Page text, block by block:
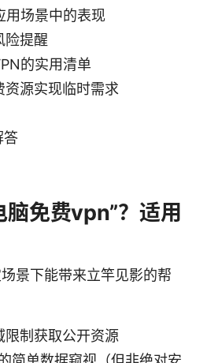
用场景中的表现
险提醒
的实用清单
源实现临时需求
答
脑免费vpn”？适用
景下能带来立竿见影的帮
限制获取公开资源